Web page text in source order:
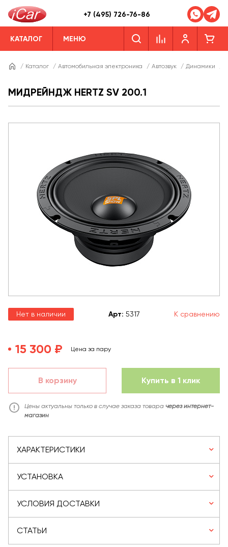
+7 (495) 726-76-86
КАТАЛОГ МЕНЮ
/ Каталог / Автомобильная электроника / Автозвук / Динамики
МИДРЕЙНДЖ HERTZ SV 200.1
Нет в наличии Арт: 5317 К сравнению
15 300 ₽ Цена за пару
В корзину Купить в 1 клик
Цены актуальны только в случае заказа товара через интернет-
магазин
ХАРАКТЕРИСТИКИ
УСТАНОВКА
УСЛОВИЯ ДОСТАВКИ
СТАТЬИ